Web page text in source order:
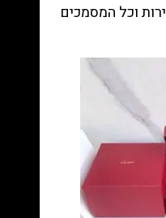
וכל המסמכים